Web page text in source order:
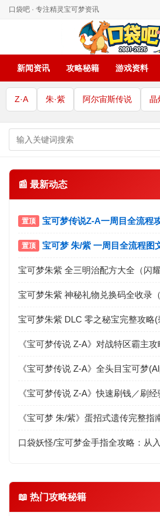
口袋吧 · 专注精灵宝可梦资讯
新闻资讯 攻略秘籍 游戏资料
Z·A 朱·紫 阿尔宙斯传说 晶
📰 最新动态
宝可梦传说Z-A一周目全流程
📖 热门攻略秘籍